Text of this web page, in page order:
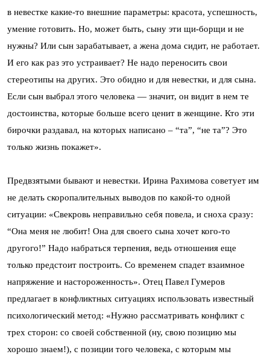
в невестке какие-то внешние параметры: красота, успешность,
умение готовить. Но, может быть, сыну эти щи-борщи и не
нужны? Или сын зарабатывает, а жена дома сидит, не работает.
И его как раз это устраивает? Не надо переносить свои
стереотипы на других. Это обидно и для невестки, и для сына.
Если сын выбрал этого человека — значит, он видит в нем те
достоинства, которые больше всего ценит в женщине. Кто эти
бирочки раздавал, на которых написано – “та”, “не та”? Это
только жизнь покажет».
Предвзятыми бывают и невестки. Ирина Рахимова советует им
не делать скоропалительных выводов по какой-то одной
ситуации: «Свекровь неправильно себя повела, и сноха сразу:
“Она меня не любит! Она для своего сына хочет кого-то
другого!” Надо набраться терпения, ведь отношения еще
только предстоит построить. Со временем спадет взаимное
напряжение и настороженность». Отец Павел Гумеров
предлагает в конфликтных ситуациях использовать известный
психологический метод: «Нужно рассматривать конфликт с
трех сторон: со своей собственной (ну, свою позицию мы
хорошо знаем!), с позиции того человека, с которым мы